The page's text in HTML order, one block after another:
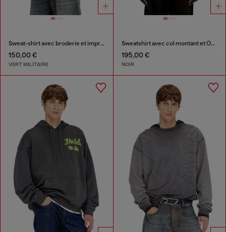
Sweat-shirt avec broderie et imprimé flock
150,00 €
VERT MILITAIRE
Sweatshirt avec col montant et Oval D métallique
195,00 €
NOIR